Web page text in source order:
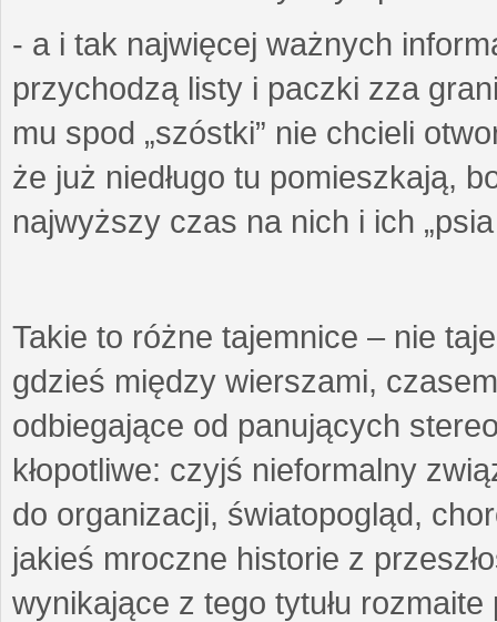
- a i tak najwięcej ważnych
przychodzą listy i paczki zza
mu spod „szóstki” nie chcieli
że już niedługo tu pomieszkają,
najwyższy czas na nich i ich
Takie to różne tajemnice – nie
gdzieś między wierszami,
odbiegające od panujących
kłopotliwe: czyjś nieformalny
do organizacji, światopogląd,
jakieś mroczne historie z
wynikające z tego tytułu